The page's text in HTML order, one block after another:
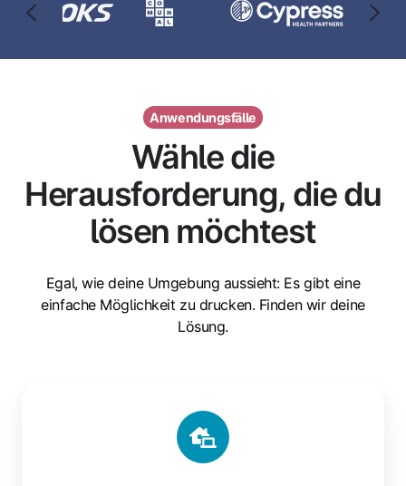
Anwendungsfälle
Wähle die
Herausforderung, die du
lösen möchtest
Egal, wie deine Umgebung aussieht: Es gibt eine
einfache Möglichkeit zu drucken. Finden wir deine
Lösung.
und
Remote-
Drucken